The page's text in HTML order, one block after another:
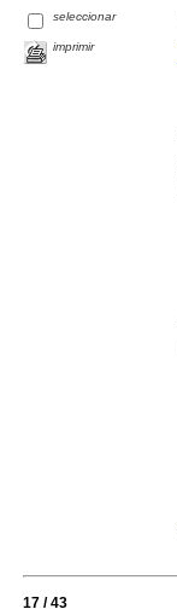
seleccionar
imprimir
17 / 43